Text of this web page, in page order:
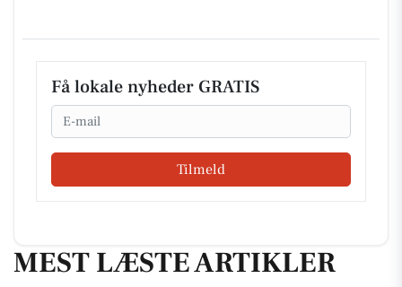
Få lokale nyheder GRATIS
Email
Tilmeld
MEST LÆSTE ARTIKLER